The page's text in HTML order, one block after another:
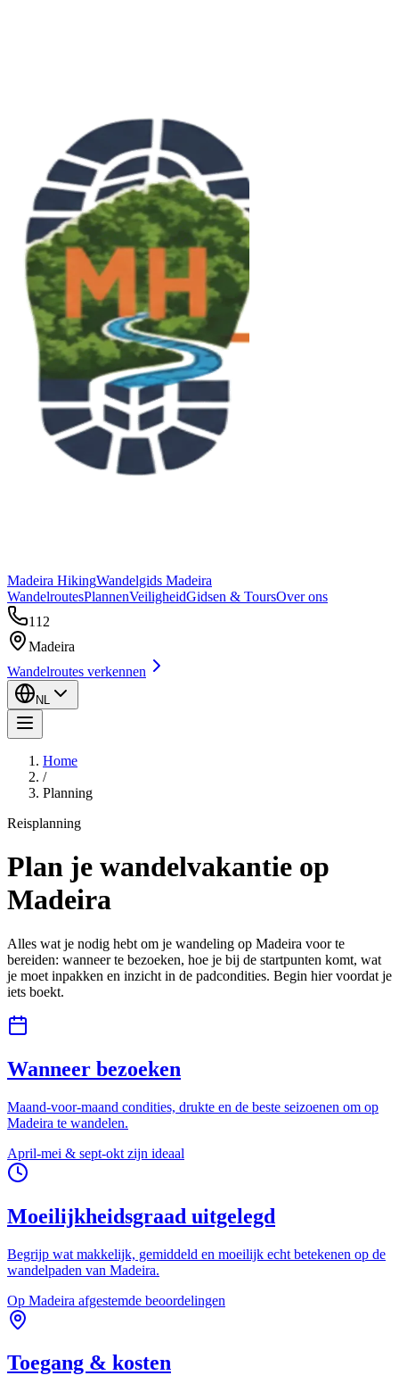
Madeira HikingWandelgids Madeira
WandelroutesPlannenVeiligheidGidsen & ToursOver ons
112
Madeira
Wandelroutes verkennen
NL
Home
/
Planning
Reisplanning
Plan je wandelvakantie op
Madeira
Alles wat je nodig hebt om je wandeling op Madeira voor te
bereiden: wanneer te bezoeken, hoe je bij de startpunten komt, wat
je moet inpakken en inzicht in de padcondities. Begin hier voordat je
iets boekt.
Wanneer bezoeken
Maand-voor-maand condities, drukte en de beste seizoenen om op
Madeira te wandelen.
April-mei & sept-okt zijn ideaal
Moeilijkheidsgraad uitgelegd
Begrijp wat makkelijk, gemiddeld en moeilijk echt betekenen op de
wandelpaden van Madeira.
Op Madeira afgestemde beoordelingen
Toegang & kosten